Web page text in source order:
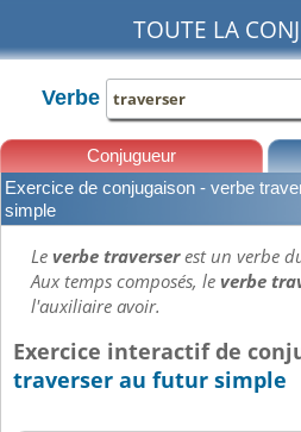
TOUTE LA
Verbe
Conjugueur
Exercice de conjugaison - verbe
simple
Leverbe traverserest un verbe
Aux temps composés, leverbe
l'auxiliaire avoir.
Exercice interactif de
traverser au futur simple